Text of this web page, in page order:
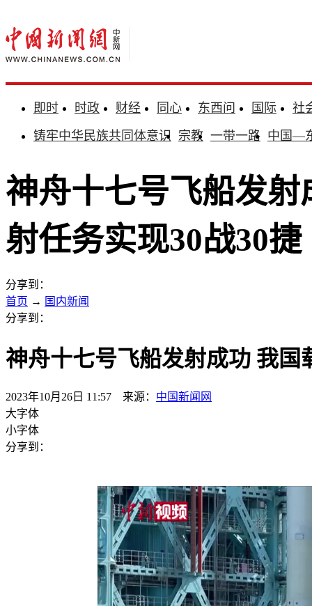
即时 时政 财经 同心 东西问 国际
社
铸牢中华民族共同体意识 宗教 一带一路 中国—
神舟十七号飞船发
射任务实现30战30捷
分享到：
首页 → 国内新闻
分享到：
神舟十七号飞船发射成功 我国
2023年10月26日 11:57 来源： 中国新闻网
大字体
小字体
分享到：